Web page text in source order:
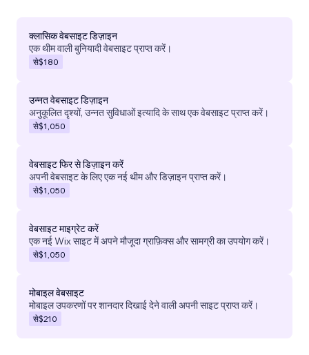
क्लासिक वेबसाइट डिज़ाइन
एक थीम वाली बुनियादी वेबसाइट प्राप्त करें।
से$180
उन्नत वेबसाइट डिज़ाइन
अनुकूलित दृश्यों, उन्नत सुविधाओं इत्यादि के साथ एक वेबसाइट प्राप्त करें।
से$1,050
वेबसाइट फिर से डिज़ाइन करें
अपनी वेबसाइट के लिए एक नई थीम और डिज़ाइन प्राप्त करें।
से$1,050
वेबसाइट माइग्रेट करें
एक नई Wix साइट में अपने मौजूदा ग्राफ़िक्स और सामग्री का उपयोग करें।
से$1,050
मोबाइल वेबसाइट
मोबाइल उपकरणों पर शानदार दिखाई देने वाली अपनी साइट प्राप्त करें।
से$210